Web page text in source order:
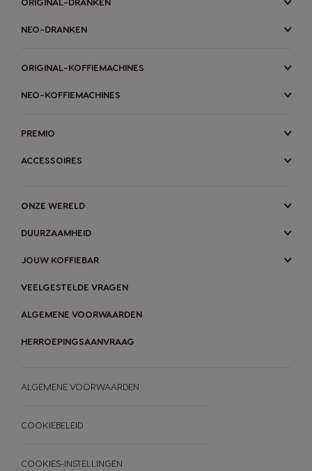
NEO-DRANKEN
ORIGINAL-KOFFIEMACHINES
NEO-KOFFIEMACHINES
PREMIO
ACCESSOIRES
ONZE WERELD
DUURZAAMHEID
JOUW KOFFIEBAR
VEELGESTELDE VRAGEN
ALGEMENE VOORWAARDEN
HERROEPINGSAANVRAAG
ALGEMENE VOORWAARDEN
COOKIEBELEID
COOKIES-INSTELLINGEN